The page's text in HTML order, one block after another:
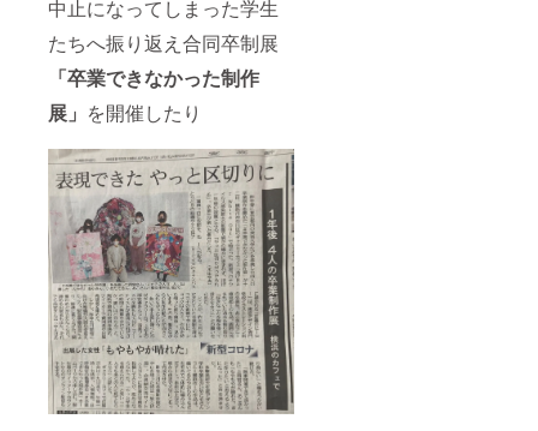
中止になってしまった学生
たちへ振り返え合同卒制展
「卒業できなかった制作
展」 を開催したり